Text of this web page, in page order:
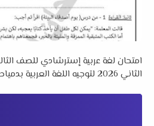
امتحان لغة عربية إسترشادي للصف
الثاني 2026 لتوجيه اللغة العربية بدمياط